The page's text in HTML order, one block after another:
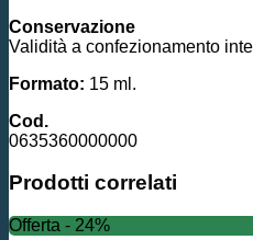
Conservazione
Validità a confezionamento
Formato: 15 ml.
Cod.
0635360000000
Prodotti correlati
Offerta - 24%